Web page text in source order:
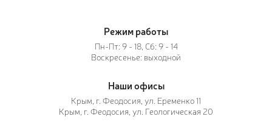
Режим работы
Пн-Пт: 9 - 18, Сб: 9 - 14
Воскресенье: выходной
Наши офисы
Крым, г. Феодосия, ул. Еременко 11
Крым, г. Феодосия, ул. Геологическая 20